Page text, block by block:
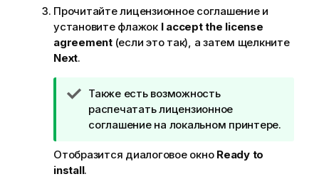
Прочитайте лицензионное соглашение и
установите флажок I accept the license
agreement(если это так), а затем щелкните
Next.
П
р
и
е
Также есть возможность
распечатать лицензионное
соглашение на локальном принтере.
Отобразится диалоговое окно Ready to
install.